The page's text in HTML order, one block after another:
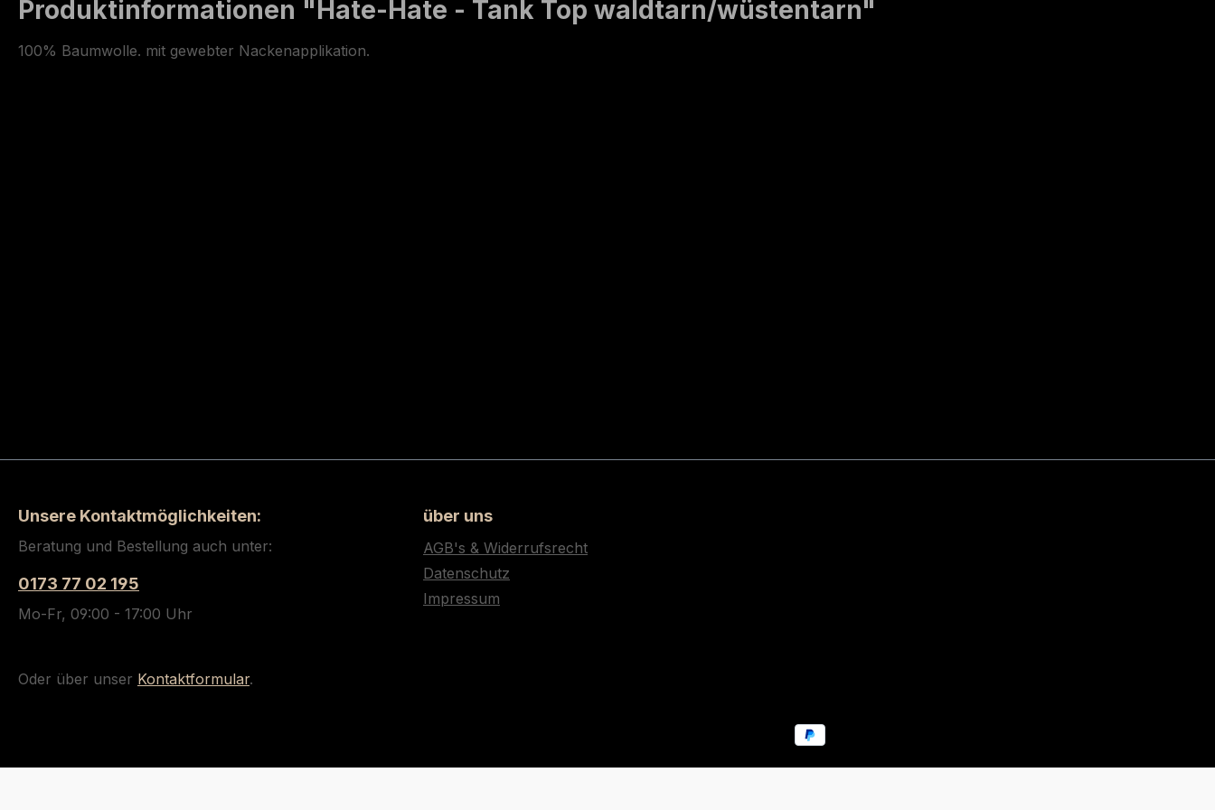
Produktinformationen "Hate-Hate - Tank Top waldtarn/wüstentarn"
100% Baumwolle. mit gewebter Nackenapplikation.
Unsere Kontaktmöglichkeiten:
Beratung und Bestellung auch unter:
0173 77 02 195
Mo-Fr, 09:00 - 17:00 Uhr
Oder über unser Kontaktformular.
über uns
AGB's & Widerrufsrecht
Datenschutz
Impressum